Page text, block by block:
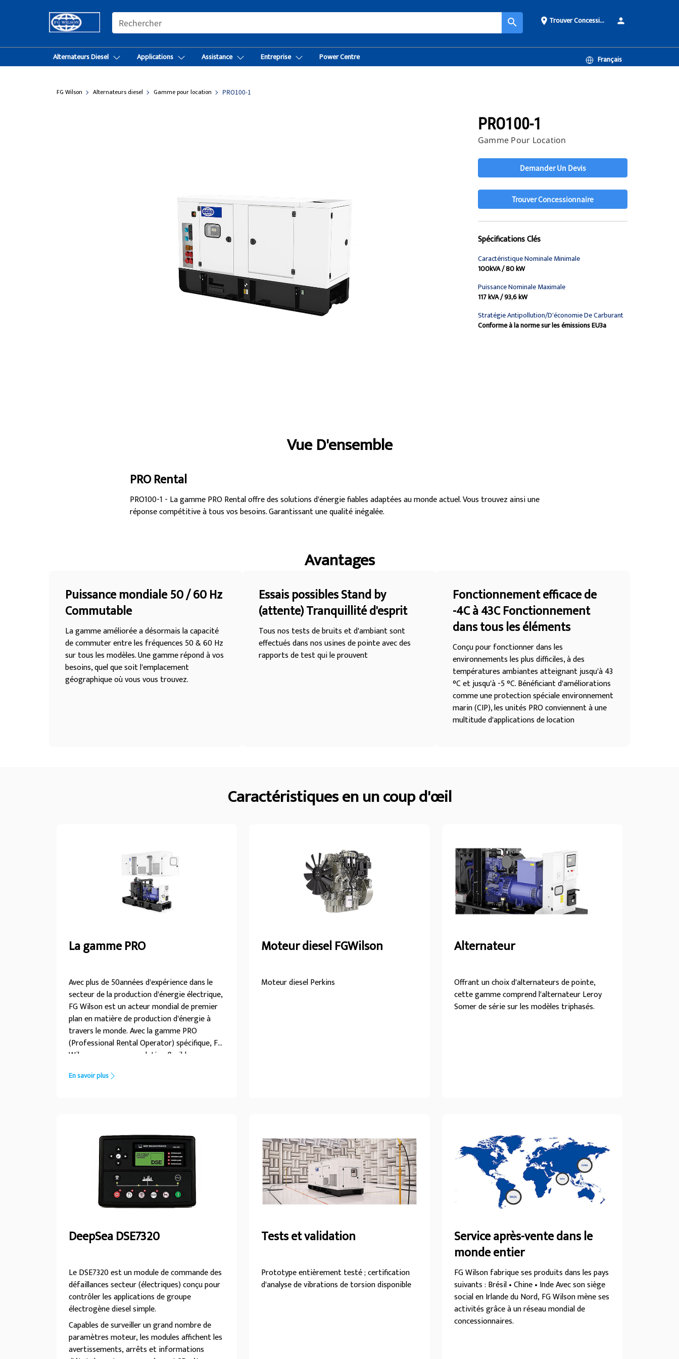
SEARCH search place Trouver Concessionnaireperson
Alternateurs Diesel Applications Assistance Entreprise Power Centre Français
FG Wilson Alternateurs diesel Gamme pour location PRO100-1
PRO100-1
Gamme Pour Location
Demander Un Devis
Trouver Concessionnaire
Spécifications Clés
Caractéristique Nominale Minimale
100kVA / 80 kW
Puissance Nominale Maximale
117 kVA / 93,6 kW
Stratégie Antipollution/d'économie De Carburant
Conforme à la norme sur les émissions EU3a
Spécifications Présentation
Vue D'ensemble
PRO Rental
PRO100-1 - La gamme PRO Rental offre des solutions d'énergie fiables adaptées au monde actuel. Vous trouvez ainsi une
réponse compétitive à tous vos besoins. Garantissant une qualité inégalée.
Avantages
Puissance mondiale 50 / 60 Hz
Commutable
La gamme améliorée a désormais la capacité
de commuter entre les fréquences 50 & 60 Hz
sur tous les modèles. Une gamme répond à vos
besoins, quel que soit l'emplacement
géographique où vous vous trouvez.
Essais possibles Stand by
(attente) Tranquillité d'esprit
Tous nos tests de bruits et d'ambiant sont
effectués dans nos usines de pointe avec des
rapports de test qui le prouvent
Fonctionnement efficace de
-4C à 43C Fonctionnement
dans tous les éléments
Conçu pour fonctionner dans les
environnements les plus difficiles, à des
températures ambiantes atteignant jusqu'à 43
°C et jusqu'à -5 °C. Bénéficiant d'améliorations
comme une protection spéciale environnement
marin (CIP), les unités PRO conviennent à une
multitude d'applications de location
Caractéristiques en un coup d'œil
La gamme PRO
Avec plus de 50années d'expérience dans le
secteur de la production d'énergie électrique,
FG Wilson est un acteur mondial de premier
plan en matière de production d'énergie à
travers le monde. Avec la gamme PRO
(Professional Rental Operator) spécifique, FG
Wilson propose une solution flexible pour
aux sociétés de location un produit qui
répondre aux exigences rigoureuses de vos
besoins temporaires en termes de puissance.
En savoir plus
Moteur diesel FGWilson
Moteur diesel Perkins
Alternateur
Offrant un choix d'alternateurs de pointe,
cette gamme comprend l'alternateur Leroy
Somer de série sur les modèles triphasés.
DeepSea DSE7320
Le DSE7320 est un module de commande des
défaillances secteur (électriques) conçu pour
contrôler les applications de groupe
électrogène diesel simple.
Capables de surveiller un grand nombre de
paramètres moteur, les modules affichent les
avertissements, arrêts et informations
Tests et validation
Prototype entièrement testé ; certification
d'analyse de vibrations de torsion disponible
Service après-vente dans le
monde entier
FG Wilson fabrique ses produits dans les pays
suivants : Brésil • Chine • Inde Avec son siège
social en Irlande du Nord, FG Wilson mène ses
activités grâce à un réseau mondial de
concessionnaires.